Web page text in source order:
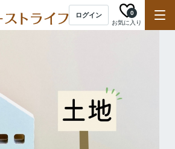
ログイン
お気に入り
0